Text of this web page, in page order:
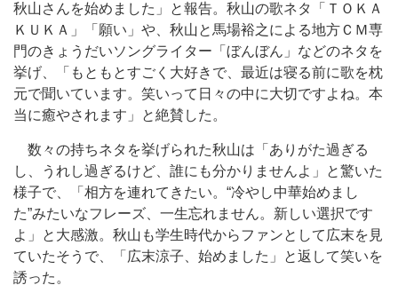
秋山さんを始めました」と報告。秋山の歌ネタ「ＴＯＫＡ
ＫＵＫＡ」「願い」や、秋山と馬場裕之による地方ＣＭ専
門のきょうだいソングライター「ぼんぼん」などのネタを
挙げ、「もともとすごく大好きで、最近は寝る前に歌を枕
元で聞いています。笑いって日々の中に大切ですよね。本
当に癒やされます」と絶賛した。
数々の持ちネタを挙げられた秋山は「ありがた過ぎる
し、うれし過ぎるけど、誰にも分かりませんよ」と驚いた
様子で、「相方を連れてきたい。“冷やし中華始めまし
た”みたいなフレーズ、一生忘れません。新しい選択です
よ」と大感激。秋山も学生時代からファンとして広末を見
ていたそうで、「広末涼子、始めました」と返して笑いを
誘った。